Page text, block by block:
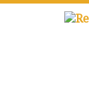
Passer